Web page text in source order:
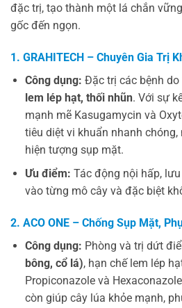
đặc trị, tạo thành một lá chắn
gốc đến ngọn.
1. GRAHITECH – Chuyên Gia Trị
Công dụng: Đặc trị các bệnh
lem lép hạt, thối nhũn. Với sự
mạnh mẽ Kasugamycin và
tiêu diệt vi khuẩn nhanh
hiện tượng sụp mặt.
Ưu điểm: Tác động nội hấp,
vào từng mô cây và đặc biệt
2. ACO ONE – Chống Sụp Mặt,
Công dụng: Phòng và trị dứt
bông, cổ lá), hạn chế lem lép
Propiconazole và
còn giúp cây lúa khỏe mạnh,